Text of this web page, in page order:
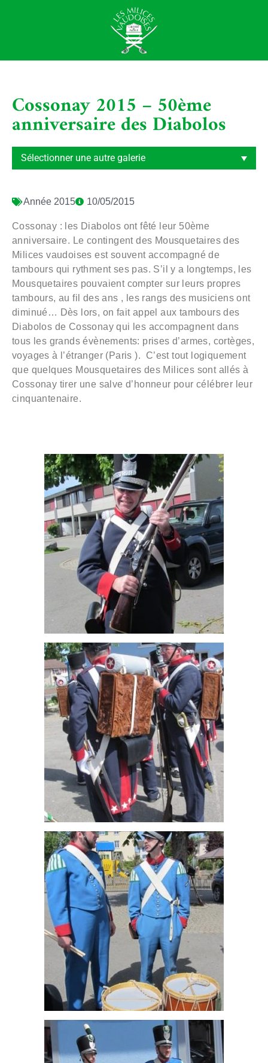
Cossonay 2015 – 50ème
anniversaire des Diabolos
Année 2015 10/05/2015
Cossonay : les Diabolos ont fêté leur 50ème
anniversaire. Le contingent des Mousquetaires des
Milices vaudoises est souvent accompagné de
tambours qui rythment ses pas. S’il y a longtemps, les
Mousquetaires pouvaient compter sur leurs propres
tambours, au fil des ans , les rangs des musiciens ont
diminué… Dès lors, on fait appel aux tambours des
Diabolos de Cossonay qui les accompagnent dans
tous les grands évènements: prises d’armes, cortèges,
voyages à l’étranger (Paris ). C’est tout logiquement
que quelques Mousquetaires des Milices sont allés à
Cossonay tirer une salve d’honneur pour célébrer leur
cinquantenaire.